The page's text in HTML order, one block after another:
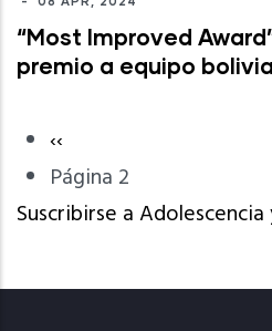
“Most Improved
premio a equipo
Paginación
Página
anterior
‹‹
Página 2
Suscribirse a Adolescencia